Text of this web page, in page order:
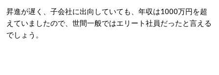
昇進が遅く、子会社に出向していても、年収は1000万円を超
えていましたので、世間一般ではエリート社員だったと言える
でしょう。